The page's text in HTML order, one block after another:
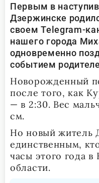
Первым в
Дзержинске
своем Telegram-
нашего города
одновременно
событием
Новорожденный
после того, как
— в 2:30. Вес
см.
Но новый житель
единственным,
часы этого года
области.